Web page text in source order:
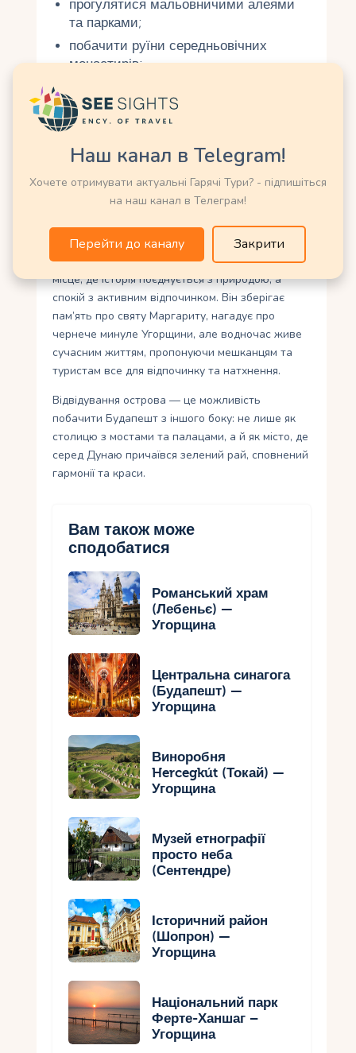
прогулятися мальовничими алеями
та парками;
побачити руїни середньовічних
монастирів;
купальнями;
зайнятися спортом на найкращих
трасах Європи;
відвідати концерти та фестивалі
просто неба;
помилуватися панорамами Дунаю з
водонапірної башти.
Острів Маргіт у Будапешті– це унікальне
місце, де історія поєднується з природою, а
спокій з активним відпочинком. Він зберігає
пам’ять про святу Маргариту, нагадує про
чернече минуле Угорщини, але водночас живе
сучасним життям, пропонуючи мешканцям та
туристам все для відпочинку та натхнення.
Відвідування острова — це можливість
побачити Будапешт з іншого боку: не лише як
столицю з мостами та палацами, а й як місто, де
серед Дунаю причаївся зелений рай, сповнений
гармонії та краси.
Вам також може
сподобатися
Романський храм
(Лебеньє) —
Угорщина
Центральна синагога
(Будапешт) —
Угорщина
Виноробня
Hercegkút (Токай) —
Угорщина
Музей етнографії
просто неба
(Сентендре)
Історичний район
(Шопрон) —
Угорщина
Національний парк
Ферте-Ханшаг –
Угорщина
Наш канал в Telegram!
Хочете отримувати актуальні Гарячі Тури? - підпишіться
на наш канал в Телеграм!
Перейти до каналу Закрити